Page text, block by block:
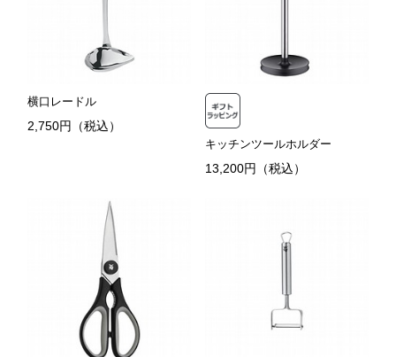
横口レードル
2,750円（税込）
キッチンツールホルダー
13,200円（税込）